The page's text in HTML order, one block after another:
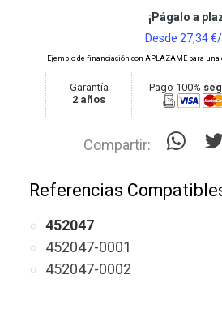
Garantía
2 años
Pago 100%
Compartir:
Referencias
452047
452047-0001
452047-0002